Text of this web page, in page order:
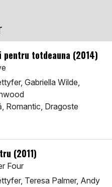
totdeauna (2014)
Gabriella Wilde,
Romantic, Dragoste
(2011)
Four
Teresa Palmer, Andy